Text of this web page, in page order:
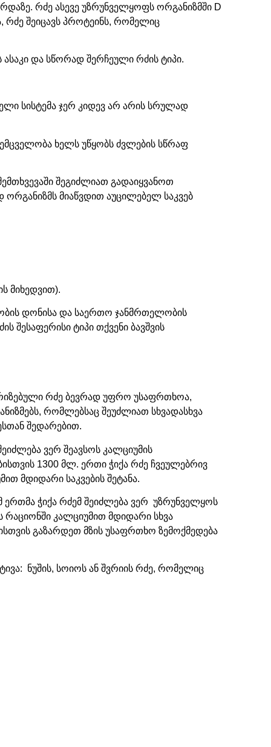
რძე ასევე უზრუნველყოფს ორგანიზმში D
რძე შეიცავს პროტეინს, რომელიც
ასაკი და სწორად შერჩეული რძის ტიპი.
სისტემა ჯერ კიდევ არ არის სრულად
ხელს უწყობს ძვლების სწრაფ
შეგიძლიათ გადაიყვანოთ
მიაწვდით აუცილებელ საკვებ
მიხედვით).
დონისა და საერთო ჯანმრთელობის
ტიპი თქვენი ბავშვის
რძე ბევრად უფრო უსაფრთხოა,
რომლებსაც შეუძლიათ სხვადასხვა
შედარებით.
ვერ შეავსოს კალციუმის
1300 მლ. ერთი ჭიქა რძე ჩვეულებრივ
მდიდარი საკვების შეტანა.
ერთმა ჭიქა რძემ შეიძლება ვერ უზრუნველყოს
კალციუმით მდიდარი სხვა
გაზარდეთ მზის უსაფრთხო ზემოქმედება
ნუშის, სოიოს ან შვრიის რძე, რომელიც